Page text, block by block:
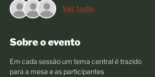
Ver tudo
Sobre o evento
Em cada sessão um tema central é trazido
para a mesa e as participantes